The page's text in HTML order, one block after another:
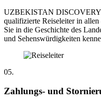
UZBEKISTAN DISCOVERY
qualifizierte Reiseleiter in
Sie in die Geschichte des
und Sehenswürdigkeiten
05.
Zahlungs- und